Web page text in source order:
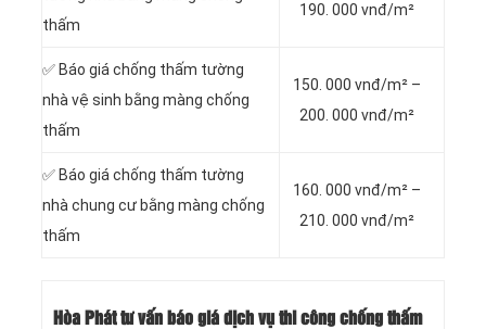
thấm
190. 000 vnđ/m²
✅ Báo giá chống thấm tường
nhà vệ sinh bằng màng chống
thấm
150. 000 vnđ/m² –
200. 000 vnđ/m²
✅ Báo giá chống thấm tường
nhà chung cư bằng màng chống
thấm
160. 000 vnđ/m² –
210. 000 vnđ/m²
Hòa Phát tư vấn báo giá dịch vụ thi công chống thấm